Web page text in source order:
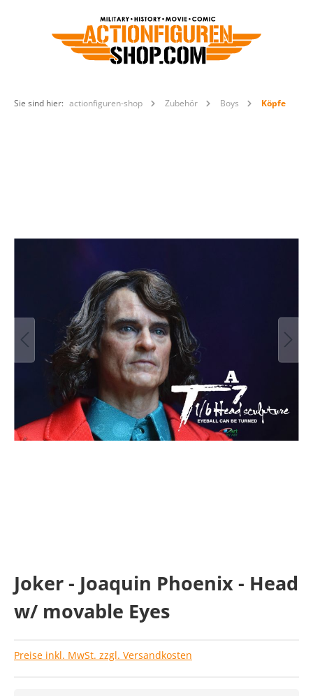
Sie sind hier: actionfiguren-shop Zubehör Boys Köpfe
Joker - Joaquin Phoenix - Head
w/ movable Eyes
Preise inkl. MwSt. zzgl. Versandkosten